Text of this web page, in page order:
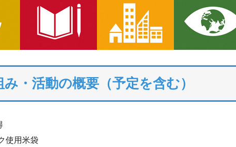
・活動の概要（予定を含む）
使用米袋